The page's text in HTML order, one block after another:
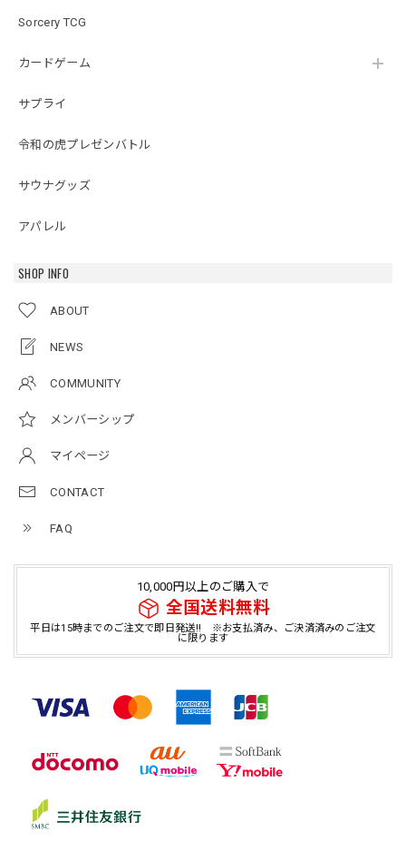
Sorcery TCG
カードゲーム
サプライ
令和の虎プレゼンバトル
サウナグッズ
アパレル
SHOP INFO
ABOUT
NEWS
COMMUNITY
メンバーシップ
マイページ
CONTACT
FAQ
10,000円以上のご購入で
全国送料無料
平日は15時までのご注文で即日発送!! ※お支払済み、ご決済済みのご注文
に限ります